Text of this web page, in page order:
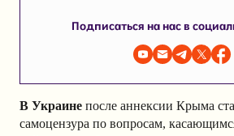
Подписаться на нас в
В Украине после аннексии Крыма
самоцензура по вопросам,